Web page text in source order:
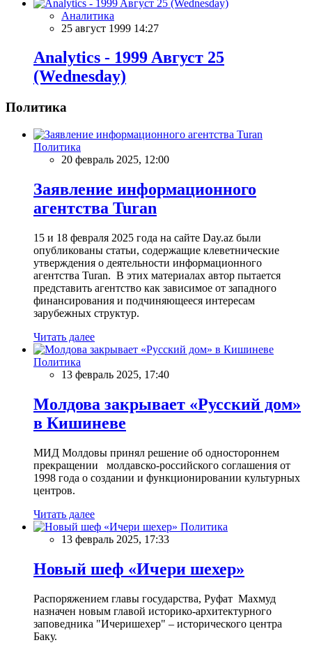
Аналитика
25 август 1999 14:27
Analytics - 1999 Aвгуст 25
(Wednesday)
Политика
Политика
20 февраль 2025, 12:00
Заявление информационного
агентства Turan
15 и 18 февраля 2025 года на сайте Day.az были
опубликованы статьи, содержащие клеветнические
утверждения о деятельности информационного
агентства Turan. В этих материалах автор пытается
представить агентство как зависимое от западного
финансирования и подчиняющееся интересам
зарубежных структур.
Читать далее
Политика
13 февраль 2025, 17:40
Молдова закрывает «Русский дом»
в Кишиневе
МИД Молдовы принял решение об одностороннем
прекращении молдавско-российского соглашения от
1998 года о создании и функционировании культурных
центров.
Читать далее
Политика
13 февраль 2025, 17:33
Новый шеф «Ичери шехер»
Распоряжением главы государства, Руфат Махмуд
назначен новым главой историко-архитектурного
заповедника "Ичеришехер" – исторического центра
Баку.